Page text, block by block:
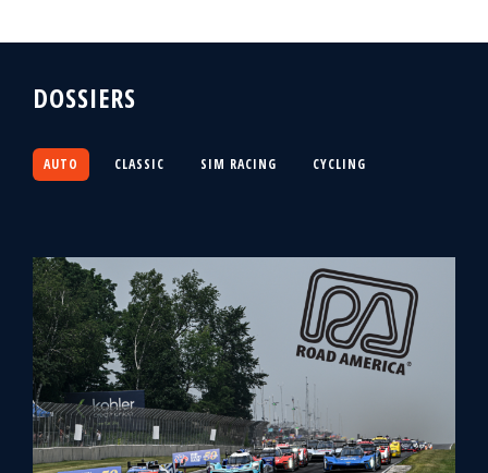
DOSSIERS
AUTO CLASSIC SIM RACING CYCLING